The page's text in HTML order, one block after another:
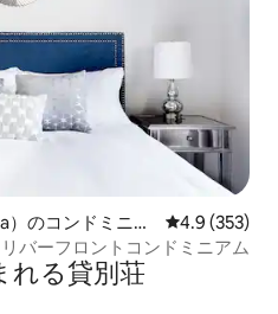
のコンドミニア
レビュー353
4.9 (353)
バーフロントコンドミニアム
れる貸別荘